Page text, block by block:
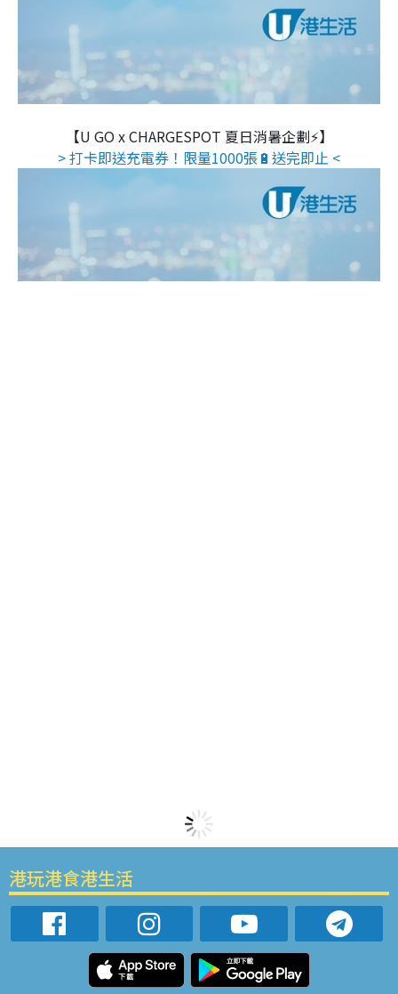
【U GO x CHARGESPOT 夏日消暑企劃⚡】
> 打卡即送充電券！限量1000張🔋送完即止 <
港玩港食港生活